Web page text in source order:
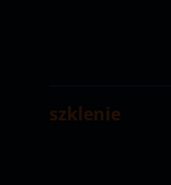
szklenie